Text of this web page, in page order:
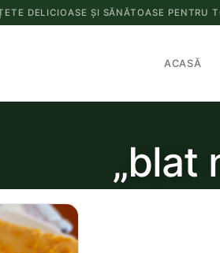
DELICIOASE ȘI SĂNĂTOASE PENTRU
ACASĂ
„blat